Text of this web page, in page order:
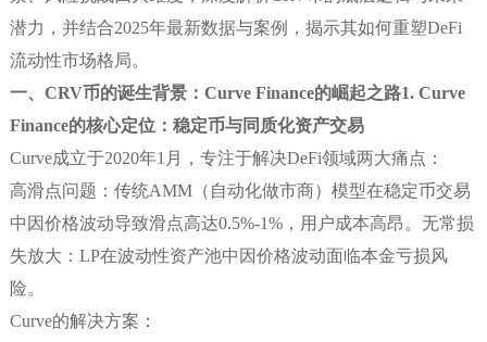
潜力，并结合2025年最新数据与案例，揭示其如何重塑DeFi
流动性市场格局。
一、CRV币的诞生背景：Curve Finance的崛起之路1. Curve
Finance的核心定位：稳定币与同质化资产交易
Curve成立于2020年1月，专注于解决DeFi领域两大痛点：
高滑点问题：传统AMM（自动化做市商）模型在稳定币交易
中因价格波动导致滑点高达0.5%-1%，用户成本高昂。无常损
失放大：LP在波动性资产池中因价格波动面临本金亏损风
险。
Curve的解决方案：